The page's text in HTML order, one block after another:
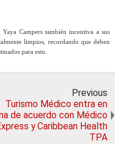
Campers también incentiva a sus
limpios, recordando que deben
para esto.
Previous
Turismo Médico entra en
de acuerdo con Médico
y Caribbean Health
TPA